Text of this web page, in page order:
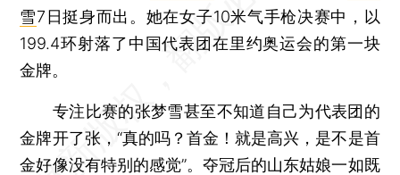
雪7日挺身而出。她在女子10米气手枪决赛中，以
199.4环射落了中国代表团在里约奥运会的第一块
金牌。
专注比赛的张梦雪甚至不知道自己为代表团的
金牌开了张，“真的吗？首金！就是高兴，是不是首
金好像没有特别的感觉”。夺冠后的山东姑娘一如既